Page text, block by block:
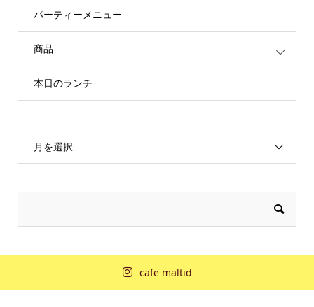
パーティーメニュー
商品
本日のランチ
月を選択
cafe maltid